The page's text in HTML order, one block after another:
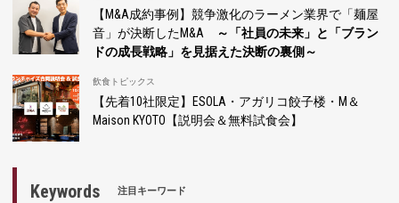
【M&A成約事例】競争激化のラーメン業界で「麺屋
音」が決断したM&A
～「社員の未来」と「ブラン
ドの成長戦略」を見据えた決断の裏側～
飲食トピックス
【先着10社限定】ESOLA・アガリコ餃子楼・M＆
Maison KYOTO【説明会＆無料試食会】
Keywords 注目キーワード